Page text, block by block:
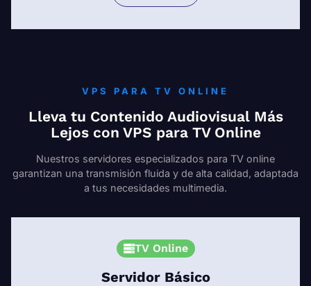
VPS PARA TV ONLINE
Lleva tu Contenido Audiovisual Más
Lejos con VPS para TV Online
Nuestros servidores especializados para TV online
garantizan una transmisión fluida y de alta calidad, adaptada
a tus necesidades multimedia.
TV Online
Servidor Básico